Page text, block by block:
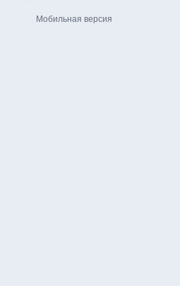
Мобильная версия